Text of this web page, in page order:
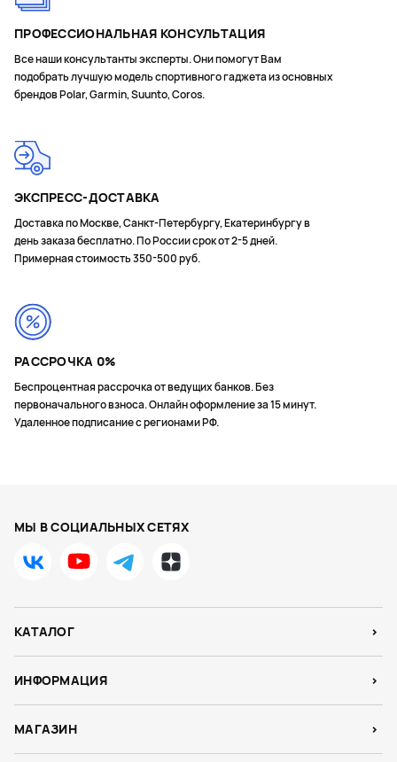
ПРОФЕССИОНАЛЬНАЯ КОНСУЛЬТАЦИЯ
Все наши консультанты эксперты. Они помогут Вам
подобрать лучшую модель спортивного гаджета из основных
брендов Polar, Garmin, Suunto, Coros.
ЭКСПРЕСС-ДОСТАВКА
Доставка по Москве, Санкт-Петербургу, Екатеринбургу в
день заказа бесплатно. По России срок от 2-5 дней.
Примерная стоимость 350-500 руб.
РАССРОЧКА 0%
Беспроцентная рассрочка от ведущих банков. Без
первоначального взноса. Онлайн оформление за 15 минут.
Удаленное подписание с регионами РФ.
МЫ В СОЦИАЛЬНЫХ СЕТЯХ
КАТАЛОГ
ИНФОРМАЦИЯ
МАГАЗИН